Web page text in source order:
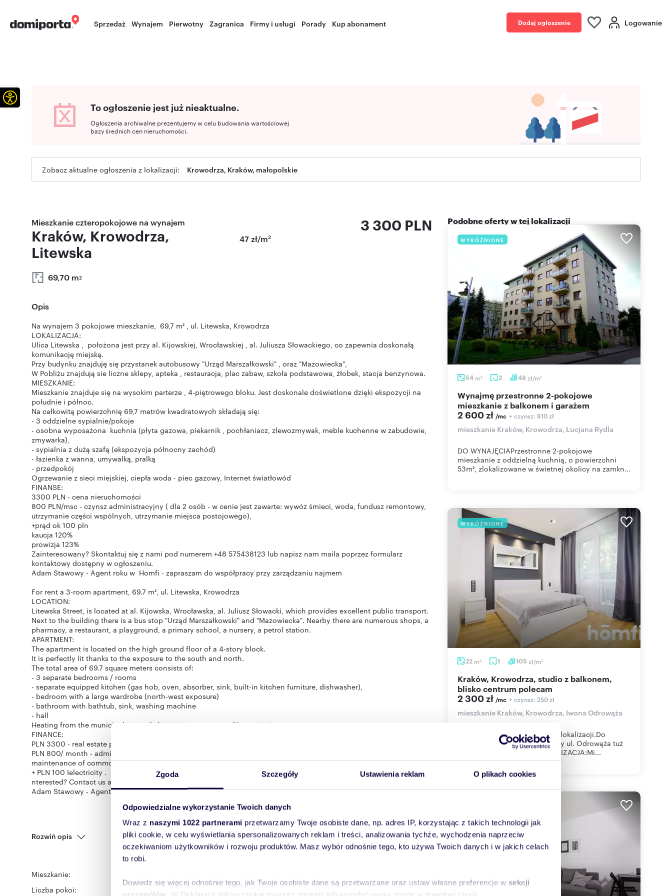
Zgoda Szczegóły Ustawienia reklam O plikach cookies
Odpowiedzialne wykorzystanie Twoich danych
Wraz z naszymi 1022 partnerami przetwarzamy Twoje osobiste dane, np. adres IP, korzystając z takich technologii jak
pliki cookie, w celu wyświetlania spersonalizowanych reklam i treści, analizowania tychże, wychodzenia naprzeciw
oczekiwaniom użytkowników i rozwoju produktów. Masz wybór odnośnie tego, kto używa Twoich danych i w jakich celach
to robi.
Dowiedz się więcej odnośnie tego, jak Twoje osobiste dane są przetwarzane oraz ustaw własne preferencje w sekcji
Sprzedaż Wynajem Pierwotny Zagranica Firmy i usługi Porady Kup abonament Dodaj ogłoszenie Logowanie
To ogłoszenie jest już nieaktualne.
Ogłoszenia archiwalne prezentujemy w celu budowania wartościowej
bazy średnich cen nieruchomości.
Zobacz aktualne ogłoszenia z lokalizacji: Krowodrza, Kraków, małopolskie
Mieszkanie czteropokojowe na wynajem
Kraków, Krowodrza,
Litewska
69,70 m2
3 300 PLN
47 zł/m2
Opis
Na wynajem 3 pokojowe mieszkanie, 69,7 m² , ul. Litewska, Krowodrza
LOKALIZACJA:
Ulica Litewska , położona jest przy al. Kijowskiej, Wrocławskiej , al. Juliusza Słowackiego, co zapewnia doskonałą
komunikację miejską.
Przy budynku znajduję się przystanek autobusowy "Urząd Marszałkowski" , oraz "Mazowiecka",
W Pobliżu znajdują sie liczne sklepy, apteka , restauracja, plac zabaw, szkoła podstawowa, żłobek, stacja benzynowa.
MIESZKANIE:
Mieszkanie znajduje się na wysokim parterze , 4-piętrowego bloku. Jest doskonale doświetlone dzięki ekspozycji na
południe i północ.
Na całkowitą powierzchnię 69,7 metrów kwadratowych składają się:
- 3 oddzielne sypialnie/pokoje
- osobna wyposażona kuchnia (płyta gazowa, piekarnik , pochłaniacz, zlewozmywak, meble kuchenne w zabudowie,
zmywarka),
- sypialnia z dużą szafą (ekspozycja północny zachód)
- łazienka z wanna, umywalką, pralką
- przedpokój
Ogrzewanie z sieci miejskiej, ciepła woda - piec gazowy, Internet światłowód
FINANSE:
3300 PLN - cena nieruchomości
800 PLN/msc - czynsz administracyjny ( dla 2 osób - w cenie jest zawarte: wywóz śmieci, woda, fundusz remontowy,
utrzymanie części wspólnych, utrzymanie miejsca postojowego),
+prąd ok 100 pln
kaucja 120%
prowizja 123%
Zainteresowany? Skontaktuj się z nami pod numerem +48 575438123 lub napisz nam maila poprzez formularz
kontaktowy dostępny w ogłoszeniu.
Adam Stawowy - Agent roku w Homfi - zapraszam do współpracy przy zarządzaniu najmem
For rent a 3-room apartment, 69.7 m², ul. Litewska, Krowodrza
LOCATION:
Litewska Street, is located at al. Kijowska, Wrocławska, al. Juliusz Słowacki, which provides excellent public transport.
Next to the building there is a bus stop "Urząd Marszałkowski" and "Mazowiecka". Nearby there are numerous shops, a
pharmacy, a restaurant, a playground, a primary school, a nursery, a petrol station.
APARTMENT:
The apartment is located on the high ground floor of a 4-story block.
It is perfectly lit thanks to the exposure to the south and north.
The total area of 69.7 square meters consists of:
- 3 separate bedrooms / rooms
- separate equipped kitchen (gas hob, oven, absorber, sink, built-in kitchen furniture, dishwasher),
- bedroom with a large wardrobe (north-west exposure)
- bathroom with bathtub, sink, washing machine
- hall
Heating from the municipal network, hot water - gas stove, fiber optic Internet
FINANCE:
PLN 3300 - real estate price
PLN 800/ month - administrative rent (for 2 people - the price includes: waste disposal, water, repair fund,
maintenance of common areas, maintenance of a parking space),
+ PLN 100 Ielectricity .
nterested? Contact us at +48 575 438 123 or write us an e-mail via the contact form available in the advertisement.
Adam Stawowy - Agent of the Year 2021 at Homfi - I invite you to cooperate in rent management
Rozwiń opis
Mieszkanie:
Liczba pokoi:
Podobne oferty w tej lokalizacji
WYRÓŻNIONE
54 m2 2 48 zł/m2
Wynajmę przestronne 2-pokojowe
mieszkanie z balkonem i garażem
2 600 zł /mc + czynsz: 810 zł
mieszkanie Kraków, Krowodrza, Lucjana Rydla
DO WYNAJĘCIAPrzestronne 2-pokojowe
mieszkanie z oddzielną kuchnią, o powierzchni
53m², zlokalizowane w świetnej okolicy na zamkn...
WYRÓŻNIONE
22 m2 1 105 zł/m2
Kraków, Krowodrza, studio z balkonem,
blisko centrum polecam
2 300 zł /mc + czynsz: 250 zł
mieszkanie Kraków, Krowodrza, Iwona Odrowąża
Na wynajem studio w idealnej lokalizacji.Do
wynajęcia przytulne studio przy ul. Odrowąża tuż
obok Nowego Kleparza.LOKALIZACJA:Mi...
Otwórz pasek narzędzi